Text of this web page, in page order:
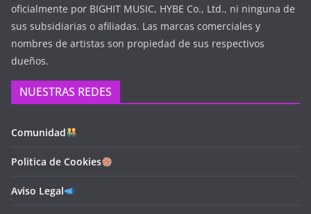
oficialmente por BIGHIT MUSIC, HYBE Co., Ltd., ni ninguna de
sus subsidiarias o afiliadas. Las marcas comerciales y
nombres de artistas son propiedad de sus respectivos
dueños.
NUESTRAS REDES
Comunidad
Politica de Cookies
Aviso Legal